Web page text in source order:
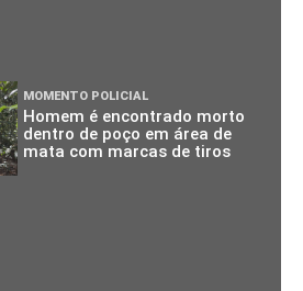
MOMENTO POLICIAL
Homem é encontrado morto
dentro de poço em área de
mata com marcas de tiros